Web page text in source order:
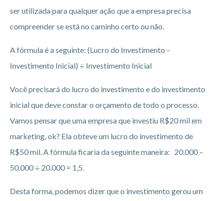
ser utilizada para qualquer ação que a empresa precisa
compreender se está no caminho certo ou não.
A fórmula é a seguinte: (Lucro do Investimento –
Investimento Inicial) ÷ Investimento Inicial
Você precisará do lucro do investimento e do investimento
inicial que deve constar o orçamento de todo o processo.
Vamos pensar que uma empresa que investiu R$20 mil em
marketing, ok? Ela obteve um lucro do investimento de
R$50 mil. A fórmula ficaria da seguinte maneira: 20.000 –
50.000 ÷ 20.000 = 1,5.
Desta forma, podemos dizer que o investimento gerou um